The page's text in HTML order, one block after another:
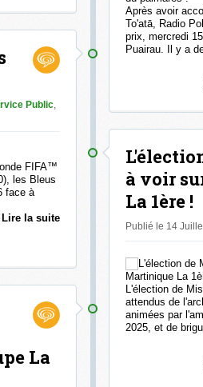
Public,
FIFA™
les Bleus
face à
Lire la suite
La
Après avoir
To'atā, Radio
prix, mercredi
Puairau. Il y a
à voir
La 1ère !
Publié le 14
L'élection de
attendus de
animées par
2025, et de